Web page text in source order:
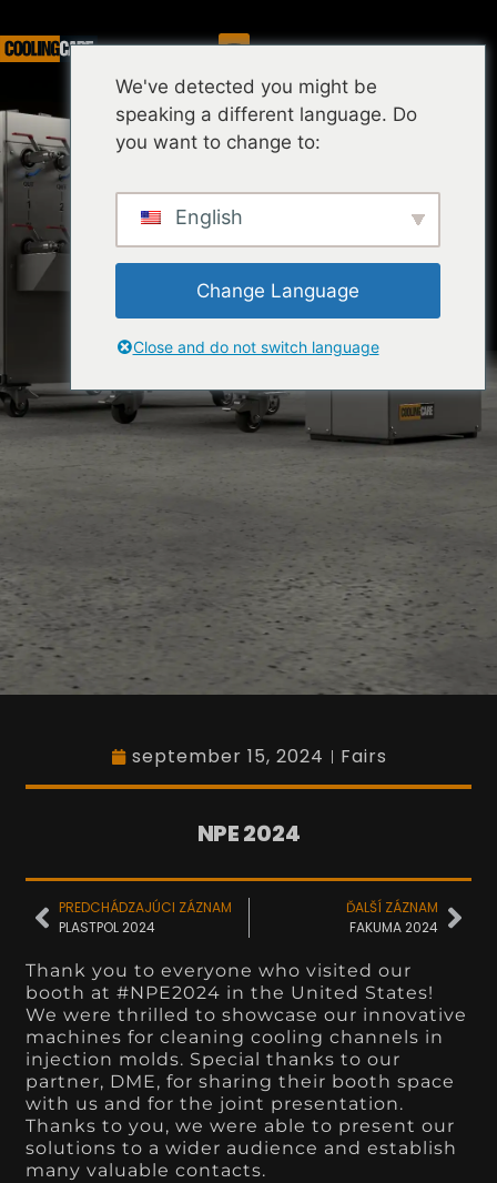
Služba
september 15, 2024 Fairs
NPE 2024
PREDCHÁDZAJÚCI ZÁZNAM
PLASTPOL 2024
ĎALŠÍ ZÁZNAM
FAKUMA 2024
Thank you to everyone who visited our
booth at #NPE2024 in the United States!
We were thrilled to showcase our innovative
machines for cleaning cooling channels in
injection molds. Special thanks to our
partner, DME, for sharing their booth space
with us and for the joint presentation.
Thanks to you, we were able to present our
solutions to a wider audience and establish
many valuable contacts.
We've detected you might be
speaking a different language. Do
you want to change to:
English
Change Language
Close and do not switch language